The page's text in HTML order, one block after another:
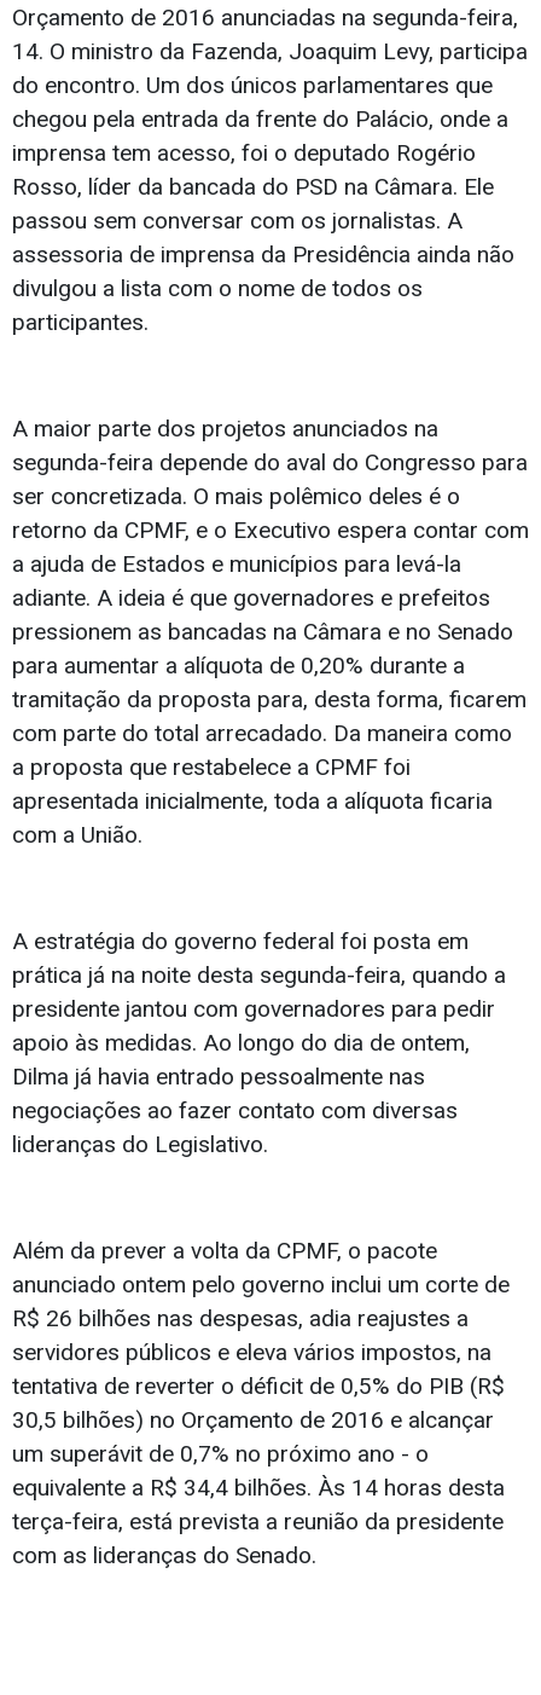
Orçamento de 2016 anunciadas na segunda-feira,
14. O ministro da Fazenda, Joaquim Levy, participa
do encontro. Um dos únicos parlamentares que
chegou pela entrada da frente do Palácio, onde a
imprensa tem acesso, foi o deputado Rogério
Rosso, líder da bancada do PSD na Câmara. Ele
passou sem conversar com os jornalistas. A
assessoria de imprensa da Presidência ainda não
divulgou a lista com o nome de todos os
participantes.
A maior parte dos projetos anunciados na
segunda-feira depende do aval do Congresso para
ser concretizada. O mais polêmico deles é o
retorno da CPMF, e o Executivo espera contar com
a ajuda de Estados e municípios para levá-la
adiante. A ideia é que governadores e prefeitos
pressionem as bancadas na Câmara e no Senado
para aumentar a alíquota de 0,20% durante a
tramitação da proposta para, desta forma, ficarem
com parte do total arrecadado. Da maneira como
a proposta que restabelece a CPMF foi
apresentada inicialmente, toda a alíquota ficaria
com a União.
A estratégia do governo federal foi posta em
prática já na noite desta segunda-feira, quando a
presidente jantou com governadores para pedir
apoio às medidas. Ao longo do dia de ontem,
Dilma já havia entrado pessoalmente nas
negociações ao fazer contato com diversas
lideranças do Legislativo.
Além da prever a volta da CPMF, o pacote
anunciado ontem pelo governo inclui um corte de
R$ 26 bilhões nas despesas, adia reajustes a
servidores públicos e eleva vários impostos, na
tentativa de reverter o déficit de 0,5% do PIB (R$
30,5 bilhões) no Orçamento de 2016 e alcançar
um superávit de 0,7% no próximo ano - o
equivalente a R$ 34,4 bilhões. Às 14 horas desta
terça-feira, está prevista a reunião da presidente
com as lideranças do Senado.